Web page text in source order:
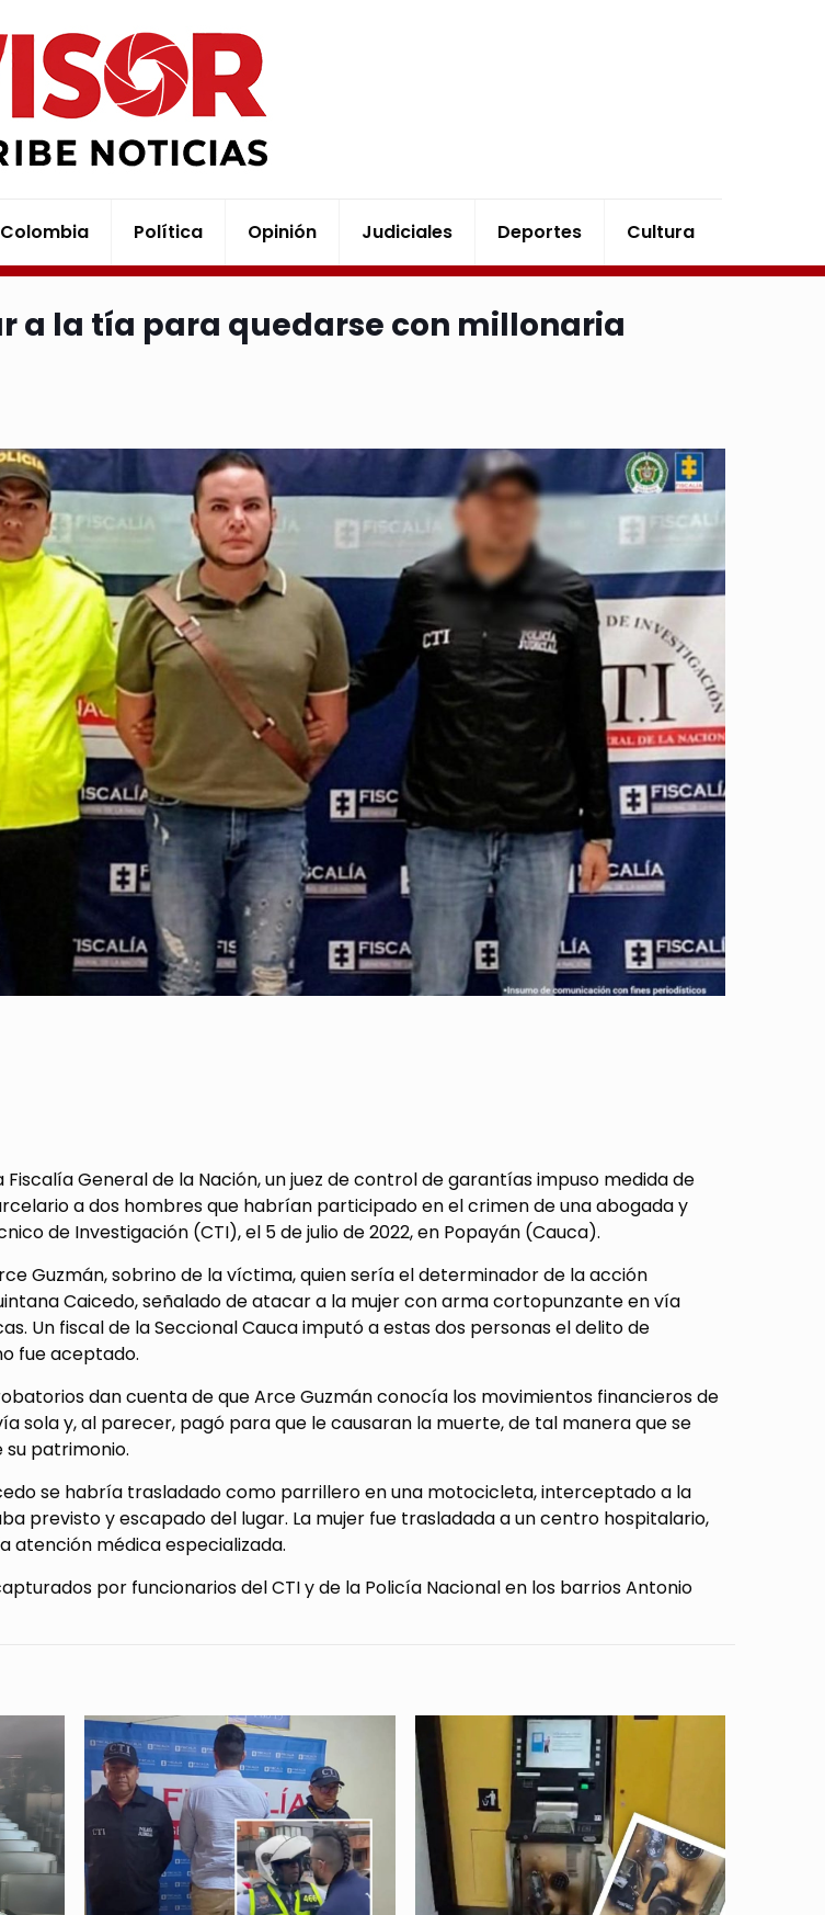
Colombia Política Opinión Judiciales Deportes Cultura
a la tía para quedarse con millonaria
Fiscalía General de la Nación, un juez de control de garantías impuso medida de
a dos hombres que habrían participado en el crimen de una abogada y
de Investigación (CTI), el 5 de julio de 2022, en Popayán (Cauca).
Guzmán, sobrino de la víctima, quien sería el determinador de la acción
Caicedo, señalado de atacar a la mujer con arma cortopunzante en vía
Un fiscal de la Seccional Cauca imputó a estas dos personas el delito de
fue aceptado.
dan cuenta de que Arce Guzmán conocía los movimientos financieros de
sola y, al parecer, pagó para que le causaran la muerte, de tal manera que se
patrimonio.
se habría trasladado como parrillero en una motocicleta, interceptado a la
previsto y escapado del lugar. La mujer fue trasladada a un centro hospitalario,
atención médica especializada.
por funcionarios del CTI y de la Policía Nacional en los barrios Antonio